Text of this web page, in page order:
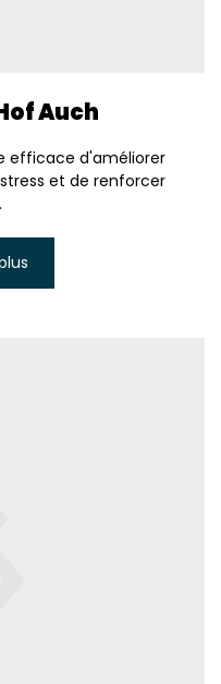
Auch
efficace d'améliorer
et de renforcer